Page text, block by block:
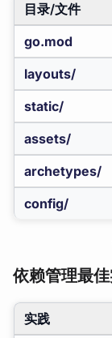
目录/文件
go.mod
layouts/
static/
assets/
archetypes/
config/
依赖管理最
实践